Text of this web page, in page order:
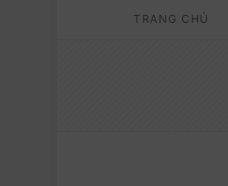
TRANG CHỦ